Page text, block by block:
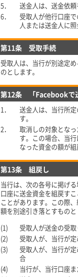
5．
送金人は、送金依
6．
受取人が他行口座
人または送金人に
第11条 受取手続
受取人は、当行が別途定
のとします。
第12条 「Facebookで
1．
送金人は、当行所
す。
2．
取消しの対象とな
す。この場合、当
なった資金の額が
第13条 組戻し
当行は、次の各号に掲げ
口座に送金資金を組戻す
ことがあります。この際
額を別途引き落とすもの
(1)
受取人が送金の受
(2)
受取人が、当行が
(3)
受取人が、当行が
合
(4)
当行が、当行口座